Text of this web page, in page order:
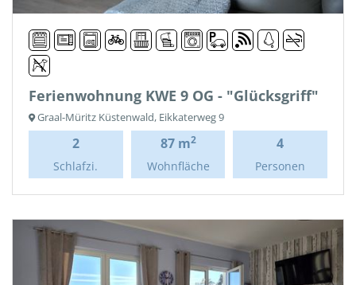
Ferienwohnung KWE 9 OG - "Glücksgriff"
Graal-Müritz Küstenwald, Eikkaterweg 9
2
Schlafzi.
87 m2
Wohnfläche
4
Personen